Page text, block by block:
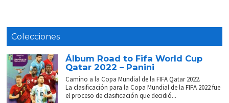
Colecciones
Álbum Road to Fifa World Cup
Qatar 2022 – Panini
Camino a la Copa Mundial de la FIFA Qatar 2022.
La clasificación para la Copa Mundial de la FIFA 2022 fue
el proceso de clasificación que decidió...